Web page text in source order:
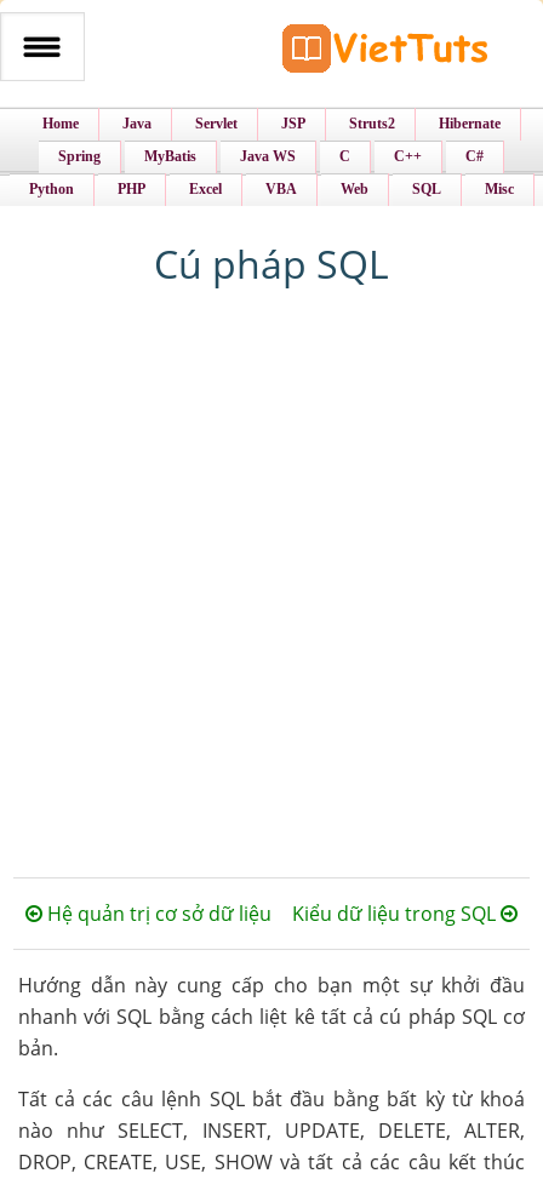
Home Java Servlet JSP Struts2
Hibernate
Spring
MyBatis Java WS C C++
C#
Python
PHP Excel VBA Web SQL Misc
Cú pháp SQL
Hệ quản trị cơ sở dữ liệu Kiểu dữ liệu trong SQL
Hướng dẫn này cung cấp cho bạn một sự khởi đầu
nhanh với SQL bằng cách liệt kê tất cả cú pháp SQL cơ
bản.
Tất cả các câu lệnh SQL bắt đầu bằng bất kỳ từ khoá
nào như SELECT, INSERT, UPDATE, DELETE, ALTER,
DROP, CREATE, USE, SHOW và tất cả các câu kết thúc